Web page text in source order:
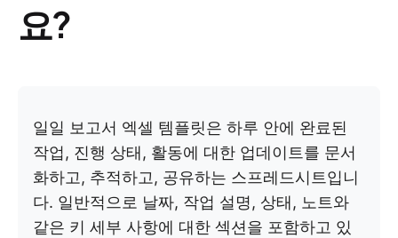
요?
일일 보고서 엑셀 템플릿은 하루 안에 완료된
작업, 진행 상태, 활동에 대한 업데이트를 문서
화하고, 추적하고, 공유하는 스프레드시트입니
다. 일반적으로 날짜, 작업 설명, 상태, 노트와
같은 키 세부 사항에 대한 섹션을 포함하고 있